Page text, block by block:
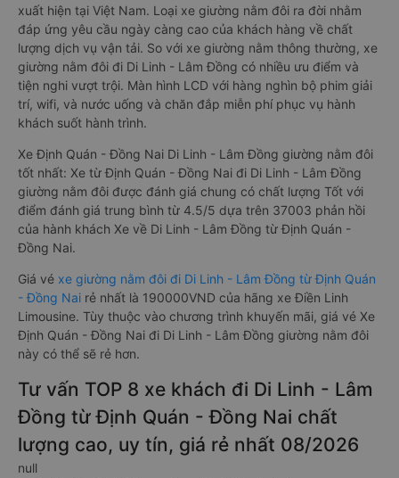
xuất hiện tại Việt Nam. Loại xe giường nằm đôi ra đời nhằm
đáp ứng yêu cầu ngày càng cao của khách hàng về chất
lượng dịch vụ vận tải. So với xe giường nằm thông thường, xe
giường nằm đôi đi Di Linh - Lâm Đồng có nhiều ưu điểm và
tiện nghi vượt trội. Màn hình LCD với hàng nghìn bộ phim giải
trí, wifi, và nước uống và chăn đắp miễn phí phục vụ hành
khách suốt hành trình.
Xe Định Quán - Đồng Nai Di Linh - Lâm Đồng giường nằm đôi
tốt nhất: Xe từ Định Quán - Đồng Nai đi Di Linh - Lâm Đồng
giường nằm đôi được đánh giá chung có chất lượng Tốt với
điểm đánh giá trung bình từ 4.5/5 dựa trên 37003 phản hồi
của hành khách Xe về Di Linh - Lâm Đồng từ Định Quán -
Đồng Nai.
Giá vé xe giường nằm đôi đi Di Linh - Lâm Đồng từ Định Quán
- Đồng Nai rẻ nhất là 190000VND của hãng xe Điền Linh
Limousine. Tùy thuộc vào chương trình khuyến mãi, giá vé Xe
Định Quán - Đồng Nai đi Di Linh - Lâm Đồng giường nằm đôi
này có thể sẽ rẻ hơn.
Tư vấn TOP 8 xe khách đi Di Linh - Lâm
Đồng từ Định Quán - Đồng Nai chất
lượng cao, uy tín, giá rẻ nhất 08/2026
null